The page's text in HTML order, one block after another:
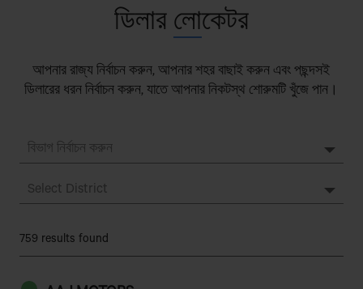
ডিলার লোকেটর
আপনার রাজ্য নির্বাচন করুন, আপনার শহর বাছাই করুন এবং পছন্দসই
ডিলারের ধরন নির্বাচন করুন, যাতে আপনার নিকটস্থ শোরুমটি খুঁজে পান।
759 results found